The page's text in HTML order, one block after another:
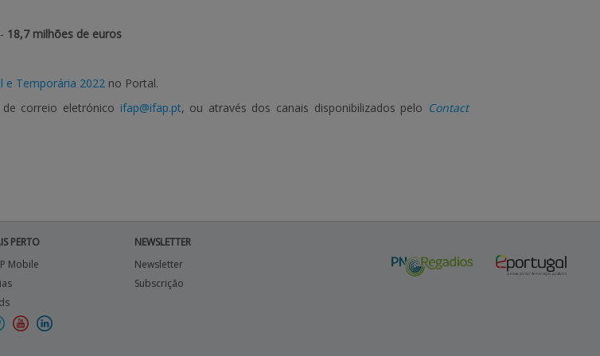
18,7 milhões de euros
e Temporária 2022 no Portal.
correio eletrónico ifap@ifap.pt, ou através dos canais disponibilizados pelo Contact
PERTO
Mobile
NEWSLETTER
Newsletter
Subscrição